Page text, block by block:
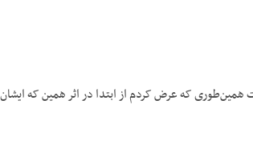
همین‌طوری که عرض کردم از ابتدا در اثر همین که